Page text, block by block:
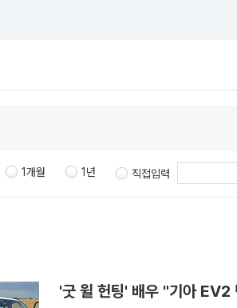
1개월 1년 직접입력
'굿 윌 헌팅' 배우 "기아 EV2